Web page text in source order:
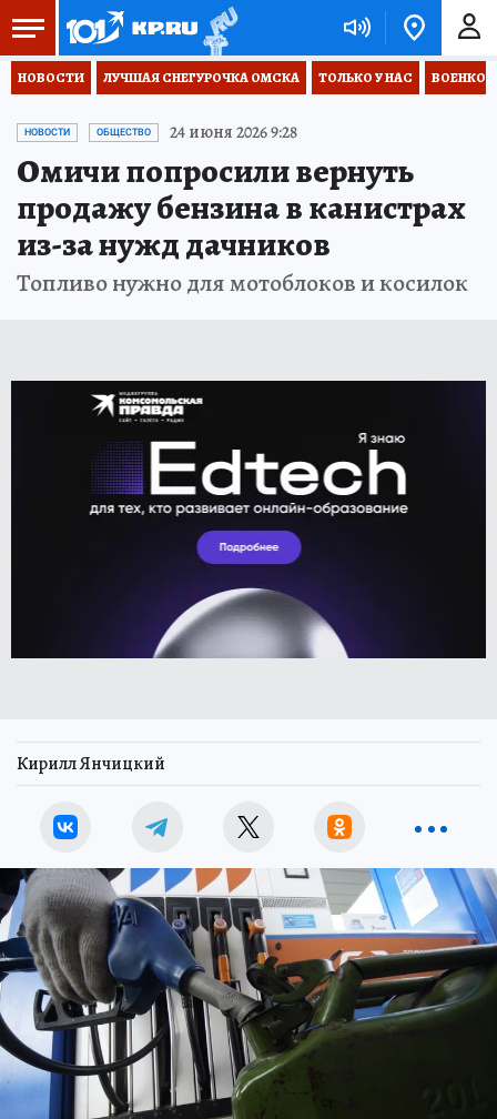
НОВОСТИ ЛУЧШАЯ СНЕГУРОЧКА ОМСКА ТОЛЬКО У НАС
НОВОСТИ ОБЩЕСТВО 24 июня 2026 9:28
Омичи попросили вернуть
продажу бензина в канистрах
из-за нужд дачников
Топливо нужно для мотоблоков и косилок
Кирилл Янчицкий